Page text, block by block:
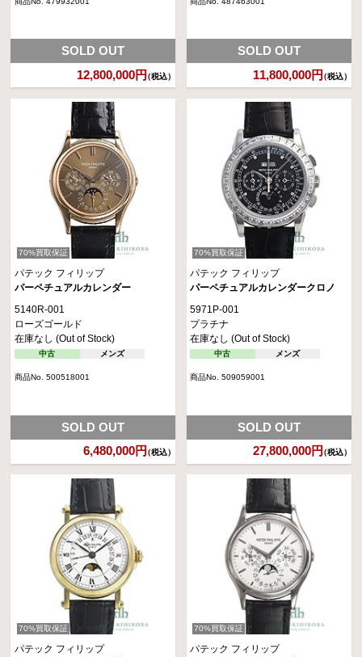
12,800,000円（税込）
SOLD OUT
11,800,000円（税込）
SOLD OUT
70%買取保証
パテック フィリップ
パーペチュアルカレンダー
5140R-001
ローズゴールド
在庫なし (Out of Stock)
中古 メンズ
商品No. 500518001
6,480,000円（税込）
SOLD OUT
70%買取保証
パテック フィリップ
パーペチュアルカレンダークロノ
5971P-001
プラチナ
在庫なし (Out of Stock)
中古 メンズ
商品No. 509059001
27,800,000円（税込）
SOLD OUT
70%買取保証
パテック フィリップ
70%買取保証
パテック フィリップ